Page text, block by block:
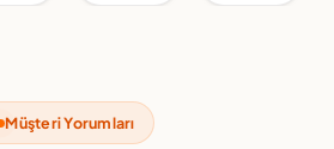
Müşteri Yorumları